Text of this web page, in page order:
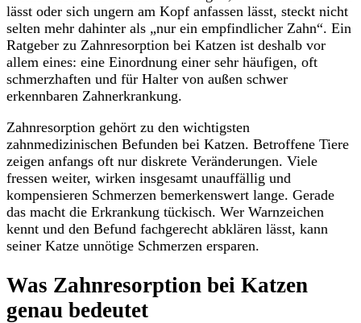
lässt oder sich ungern am Kopf anfassen lässt, steckt nicht
selten mehr dahinter als „nur ein empfindlicher Zahn“. Ein
Ratgeber zu Zahnresorption bei Katzen ist deshalb vor
allem eines: eine Einordnung einer sehr häufigen, oft
schmerzhaften und für Halter von außen schwer
erkennbaren Zahnerkrankung.
Zahnresorption gehört zu den wichtigsten
zahnmedizinischen Befunden bei Katzen. Betroffene Tiere
zeigen anfangs oft nur diskrete Veränderungen. Viele
fressen weiter, wirken insgesamt unauffällig und
kompensieren Schmerzen bemerkenswert lange. Gerade
das macht die Erkrankung tückisch. Wer Warnzeichen
kennt und den Befund fachgerecht abklären lässt, kann
seiner Katze unnötige Schmerzen ersparen.
Was Zahnresorption bei Katzen
genau bedeutet